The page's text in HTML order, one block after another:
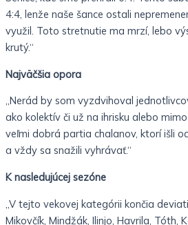
4:4, lenže naše šance ostali
využil. Toto stretnutie ma mrzí, lebo
krutý.“
Najväčšia opora
„Nerád by som vyzdvihoval
ako kolektív či už na ihrisku alebo
veľmi dobrá partia chalanov, ktorí išli
a vždy sa snažili vyhrávať.“
K nasledujúcej sezóne
„V tejto vekovej kategórii končia deviati
Mikovčík, Mindžák, Ilinjo, Havrila, Tóth,